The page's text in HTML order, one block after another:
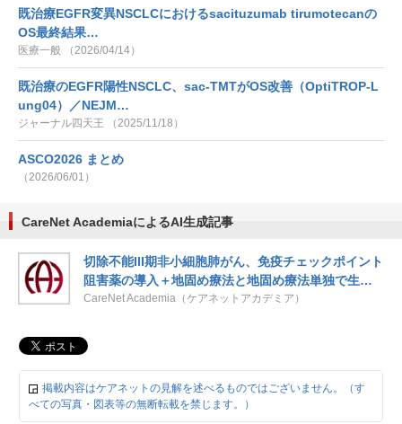
既治療EGFR変異NSCLCにおけるsacituzumab tirumotecanの
OS最終結果…
医療一般 （2026/04/14）
既治療のEGFR陽性NSCLC、sac-TMTがOS改善（OptiTROP-L
ung04）／NEJM…
ジャーナル四天王 （2025/11/18）
ASCO2026 まとめ
（2026/06/01）
CareNet AcademiaによるAI生成記事
切除不能III期非小細胞肺がん、免疫チェックポイント
阻害薬の導入＋地固め療法と地固め療法単独で生存
期間は同等
CareNet Academia（ケアネットアカデミア）
掲載内容はケアネットの見解を述べるものではございません。（す
べての写真・図表等の無断転載を禁じます。）